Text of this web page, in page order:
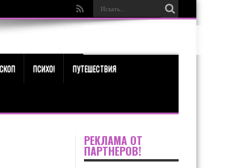
ПСИХО! ПУТЕШЕСТВИЯ
РЕКЛАМА ОТ
ПАРТНЕРОВ!